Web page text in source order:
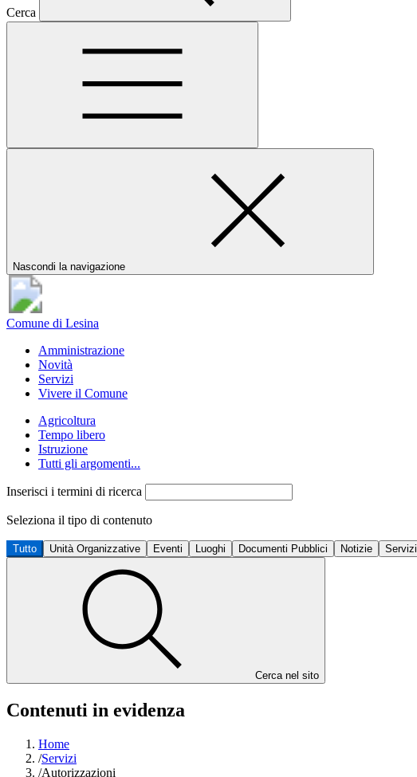
Cerca
Nascondi la navigazione
Comune di Lesina
Amministrazione
Novità
Servizi
Vivere il Comune
Agricoltura
Tempo libero
Istruzione
Tutti gli argomenti...
Inserisci i termini di ricerca
Seleziona il tipo di contenuto
Tutto Unità Organizzative Eventi Luoghi Documenti Pubblici Notizie Servizi
Cerca nel sito
Contenuti in evidenza
Home
/Servizi
/Autorizzazioni